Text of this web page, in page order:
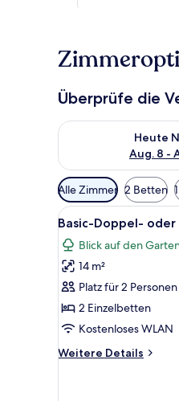
Überprüfe die
Heute
Aug. 8 -
Überprüfe die
Verfügbare
Filter
für
Zimmer
Alle Zimmer 2 Betten
Alle
Fotos
für
Basic-
Doppel-
oder
-
anzeigen
12
Basic-Doppel-
Blick auf den
14 m²
Platz für 2 Personen
2 Einzelbetten
Kostenloses WLAN
Weitere Details
Weitere